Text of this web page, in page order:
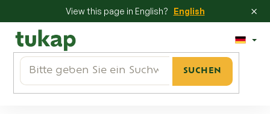
View this page in English? English ×
Inhalt
springen
SUCHEN